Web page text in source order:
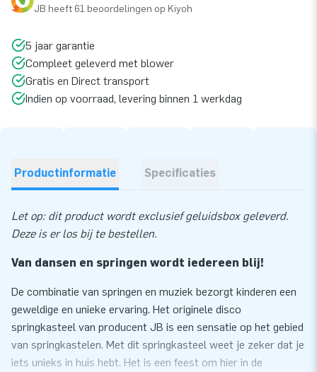
JB heeft 61 beoordelingen op Kiyoh
5 jaar garantie
Compleet geleverd met blower
Gratis en Direct transport
Indien op voorraad, levering binnen 1 werkdag
Productinformatie Specificaties
Let op: dit product wordt exclusief geluidsbox geleverd.
Deze is er los bij te bestellen.
Van dansen en springen wordt iedereen blij!
De combinatie van springen en muziek bezorgt kinderen een
geweldige en unieke ervaring. Het originele disco
springkasteel van producent JB is een sensatie op het gebied
van springkastelen. Met dit springkasteel weet je zeker dat je
iets unieks in huis hebt. Het is een feest om hier in de